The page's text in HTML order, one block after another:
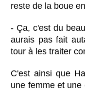
reste de la boue
- Ça, c'est du
aurais pas fait
tour à les traiter
C'est ainsi que
une femme et